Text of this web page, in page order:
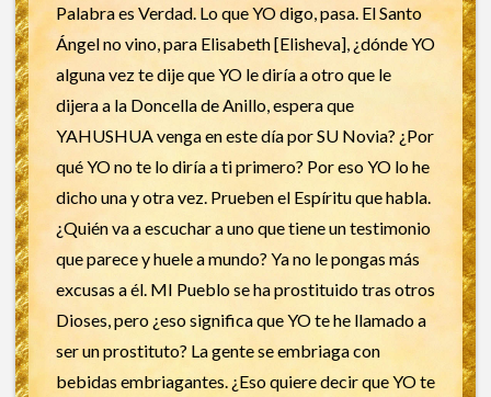
Palabra es Verdad. Lo que YO digo, pasa. El Santo
Ángel no vino, para Elisabeth [Elisheva], ¿dónde YO
alguna vez te dije que YO le diría a otro que le
dijera a la Doncella de Anillo, espera que
YAHUSHUA venga en este día por SU Novia? ¿Por
qué YO no te lo diría a ti primero? Por eso YO lo he
dicho una y otra vez. Prueben el Espíritu que habla.
¿Quién va a escuchar a uno que tiene un testimonio
que parece y huele a mundo? Ya no le pongas más
excusas a él. MI Pueblo se ha prostituido tras otros
Dioses, pero ¿eso significa que YO te he llamado a
ser un prostituto? La gente se embriaga con
bebidas embriagantes. ¿Eso quiere decir que YO te